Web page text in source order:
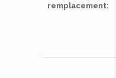
remplacement: